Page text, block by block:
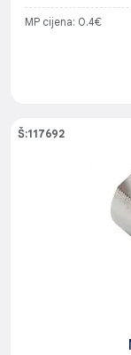
MP cijena: 0.4€
Š:117692